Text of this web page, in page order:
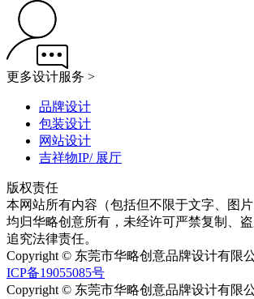
更多设计服务 >
品牌设计
包装设计
网站设计
吉祥物IP/ 展厅
版权责任
本网站所有内容（包括但不限于文字、图
均归华略创意所有，未经许可严禁复制、
追究法律责任。
Copyright © 东莞市华略创意品牌设计有限
ICP备19055085号
Copyright © 东莞市华略创意品牌设计有限